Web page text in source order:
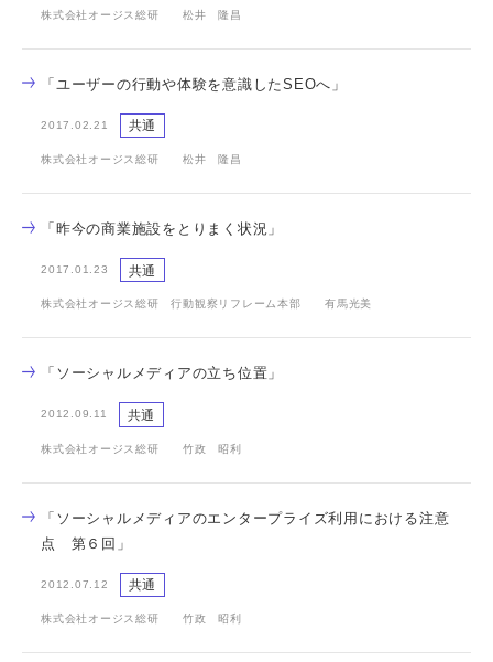
株式会社オージス総研 松井 隆昌
「ユーザーの行動や体験を意識したSEOへ」
2017.02.21 共通
株式会社オージス総研 松井 隆昌
「昨今の商業施設をとりまく状況」
2017.01.23 共通
株式会社オージス総研 行動観察リフレーム本部 有馬光美
「ソーシャルメディアの立ち位置」
2012.09.11 共通
株式会社オージス総研 竹政 昭利
「ソーシャルメディアのエンタープライズ利用における注意
点 第６回」
2012.07.12 共通
株式会社オージス総研 竹政 昭利